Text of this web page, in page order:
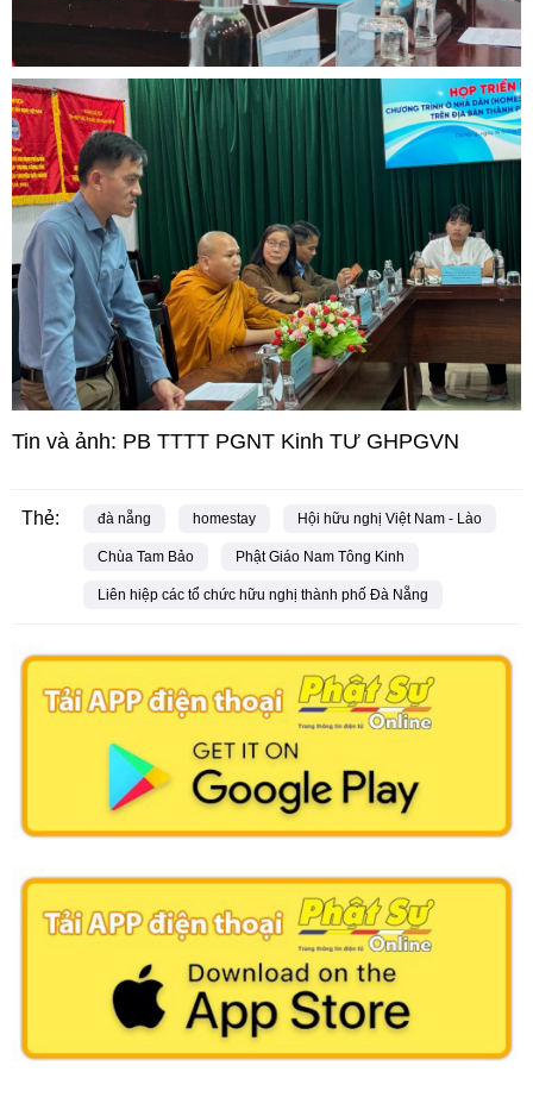
Tin và ảnh: PB TTTT PGNT Kinh TƯ GHPGVN
Thẻ: đà nẵng homestay Hội hữu nghị Việt Nam - Lào
Chùa Tam Bảo Phật Giáo Nam Tông Kinh
Liên hiệp các tổ chức hữu nghị thành phố Đà Nẵng